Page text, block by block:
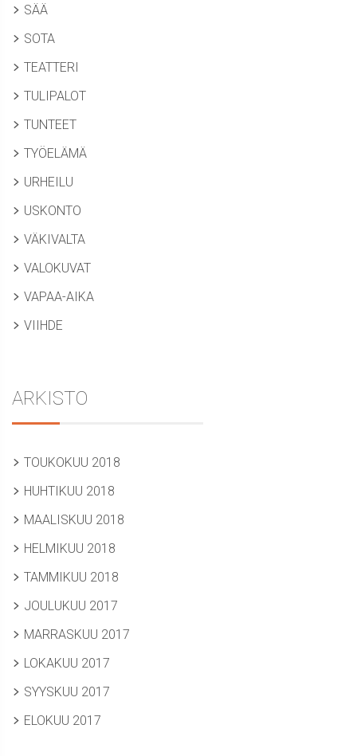
SÄÄ
SOTA
TEATTERI
TULIPALOT
TUNTEET
TYÖELÄMÄ
URHEILU
USKONTO
VÄKIVALTA
VALOKUVAT
VAPAA-AIKA
VIIHDE
ARKISTO
TOUKOKUU 2018
HUHTIKUU 2018
MAALISKUU 2018
HELMIKUU 2018
TAMMIKUU 2018
JOULUKUU 2017
MARRASKUU 2017
LOKAKUU 2017
SYYSKUU 2017
ELOKUU 2017